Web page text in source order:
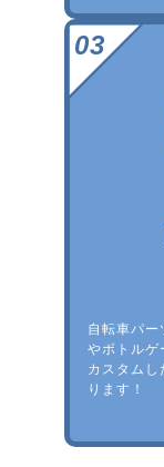
自転車パー
やボトルゲ
カスタムし
ります！